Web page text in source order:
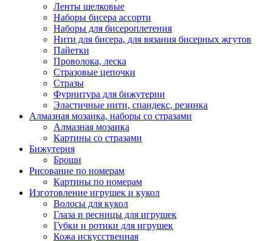
Ленты шелковые
Наборы бисера ассорти
Наборы для бисероплетения
Нити для бисера, для вязания бисерных жгутов
Пайетки
Проволока, леска
Стразовые цепочки
Стразы
Фурнитура для бижутерии
Эластичные нити, спандекс, резинка
Алмазная мозаика, наборы со стразами
Алмазная мозаика
Картины co стразами
Бижутерия
Броши
Рисование по номерам
Картины по номерам
Изготовление игрушек и кукол
Волосы для кукол
Глаза и ресницы для игрушек
Губки и ротики для игрушек
Кожа искусственная